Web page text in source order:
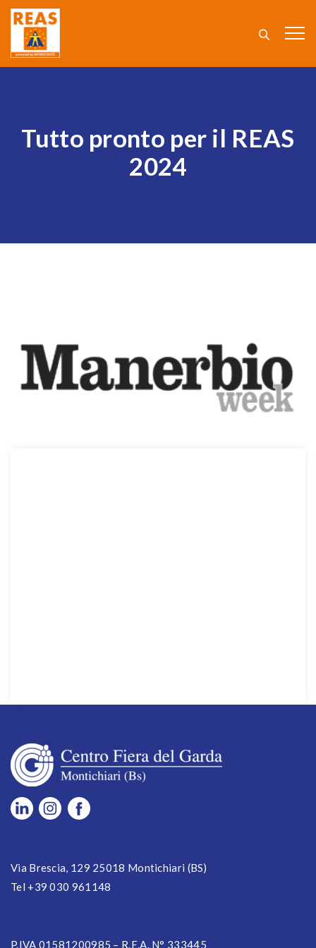
Tutto pronto per il REAS
2024
Via Brescia, 129 25018 Montichiari (BS)
Tel +39 030 961148
P.IVA 01581200985 – R.E.A. N° 333445